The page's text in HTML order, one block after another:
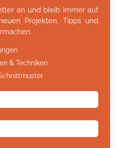
an und bleib immer auf
Projekten, Tipps und
& Techniken